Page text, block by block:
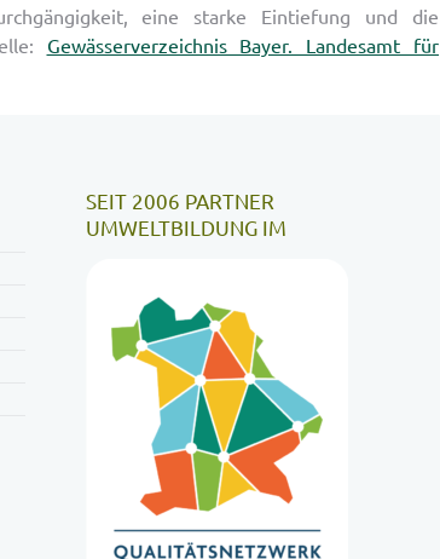
eine starke Eintiefung und die
Gewässerverzeichnis Bayer. Landesamt für
SEIT 2006 PARTNER
UMWELTBILDUNG IM